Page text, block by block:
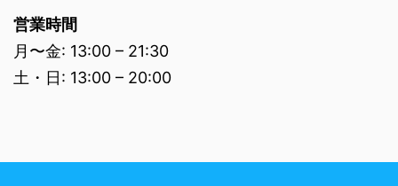
営業時間
月〜金: 13:00 – 21:30
土・日: 13:00 – 20:00